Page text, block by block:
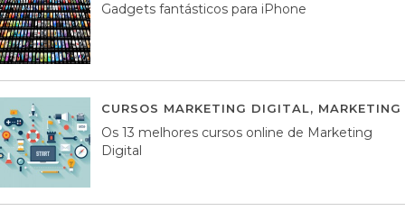
Gadgets fantásticos para iPhone
CURSOS MARKETING DIGITAL,
Os 13 melhores cursos online de Marketing
Digital